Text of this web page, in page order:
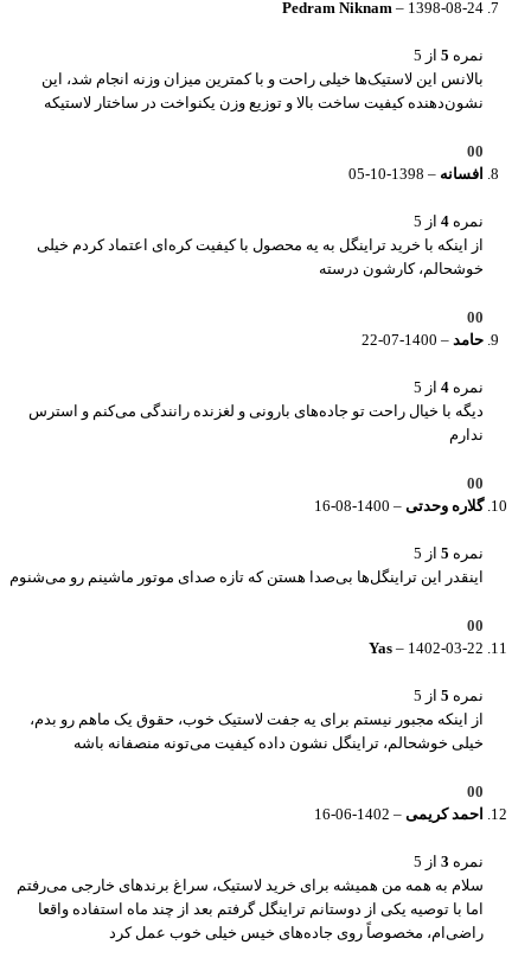
Pedram Niknam – 1398-08-24
نمره 5 از 5
بالانس این لاستیک‌ها خیلی راحت و با کمترین میزان وزنه انجام شد، این
نشون‌دهنده کیفیت ساخت بالا و توزیع وزن یکنواخت در ساختار لاستیکه
0
0
افسانه –
1398-10-05
نمره 4 از 5
از اینکه با خرید تراینگل به یه محصول با کیفیت کره‌ای اعتماد کردم خیلی
خوشحالم، کارشون درسته
0
0
حامد –
1400-07-22
نمره 4 از 5
دیگه با خیال راحت تو جاده‌های بارونی و لغزنده رانندگی می‌کنم و استرس
ندارم
0
0
گلاره وحدتی –
1400-08-16
نمره 5 از 5
اینقدر این تراینگل‌ها بی‌صدا هستن که تازه صدای موتور ماشینم رو می‌شنوم
0
0
Yas – 1402-03-22
نمره 5 از 5
از اینکه مجبور نیستم برای یه جفت لاستیک خوب، حقوق یک ماهم رو بدم،
خیلی خوشحالم، تراینگل نشون داده کیفیت می‌تونه منصفانه باشه
0
0
احمد کریمی –
1402-06-16
نمره 3 از 5
سلام به همه من همیشه برای خرید لاستیک، سراغ برندهای خارجی می‌رفتم
اما با توصیه یکی از دوستانم تراینگل گرفتم بعد از چند ماه استفاده واقعا
راضی‌ام، مخصوصاً روی جاده‌های خیس خیلی خوب عمل کرد